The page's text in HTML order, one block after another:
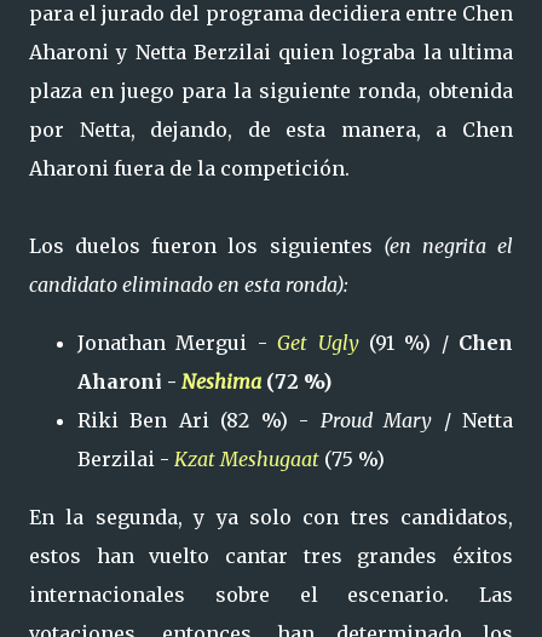
para el jurado del programa decidiera entre Chen
Aharoni y Netta Berzilai quien lograba la ultima
plaza en juego para la siguiente ronda, obtenida
por Netta, dejando, de esta manera, a Chen
Aharoni fuera de la competición.
Los duelos fueron los siguientes (en negrita el
candidato eliminado en esta ronda):
Jonathan Mergui -Get Ugly(91 %) / Chen
Aharoni - Neshima (72 %)
Riki Ben Ari (82 %) - Proud Mary / Netta
Berzilai - Kzat Meshugaat (75 %)
En la segunda, y ya solo con tres candidatos,
estos han vuelto cantar tres grandes éxitos
internacionales sobre el escenario. Las